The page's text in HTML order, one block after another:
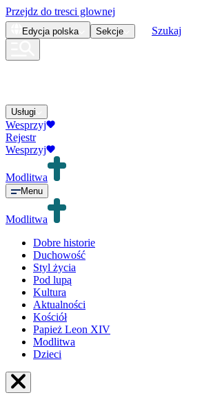
Przejdz do tresci glownej
Edycja polska Sekcje Szukaj
Usługi
Wesprzyj
Rejestr
Wesprzyj
Modlitwa
Menu
Modlitwa
Dobre historie
Duchowość
Styl życia
Pod lupą
Kultura
Aktualności
Kościół
Papież Leon XIV
Modlitwa
Dzieci